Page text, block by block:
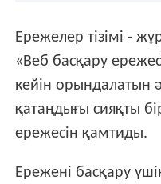
Ережелер тізімі -
«Веб басқару
кейін орындалатын
қатаңдығы сияқты
ережесін қамтиды.
Ережені басқару